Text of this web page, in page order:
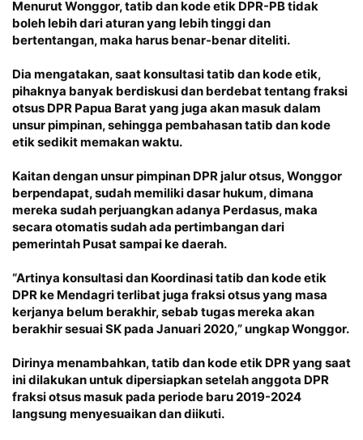
Menurut Wonggor, tatib dan kode etik DPR-PB tidak
boleh lebih dari aturan yang lebih tinggi dan
bertentangan, maka harus benar-benar diteliti.
Dia mengatakan, saat konsultasi tatib dan kode etik,
pihaknya banyak berdiskusi dan berdebat tentang fraksi
otsus DPR Papua Barat yang juga akan masuk dalam
unsur pimpinan, sehingga pembahasan tatib dan kode
etik sedikit memakan waktu.
Kaitan dengan unsur pimpinan DPR jalur otsus, Wonggor
berpendapat, sudah memiliki dasar hukum, dimana
mereka sudah perjuangkan adanya Perdasus, maka
secara otomatis sudah ada pertimbangan dari
pemerintah Pusat sampai ke daerah.
“Artinya konsultasi dan Koordinasi tatib dan kode etik
DPR ke Mendagri terlibat juga fraksi otsus yang masa
kerjanya belum berakhir, sebab tugas mereka akan
berakhir sesuai SK pada Januari 2020,” ungkap Wonggor.
Dirinya menambahkan, tatib dan kode etik DPR yang saat
ini dilakukan untuk dipersiapkan setelah anggota DPR
fraksi otsus masuk pada periode baru 2019-2024
langsung menyesuaikan dan diikuti.